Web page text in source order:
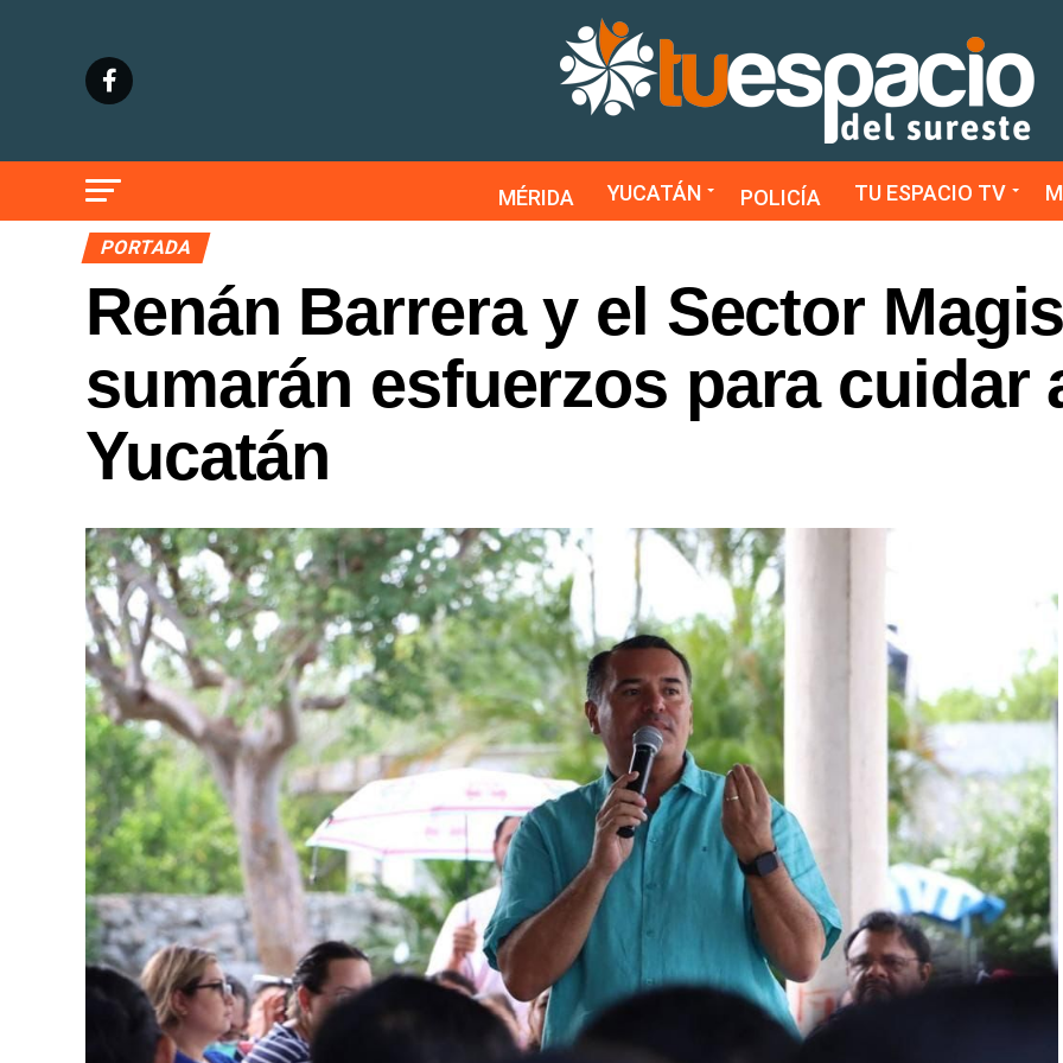
MÉRIDA YUCATÁN POLICÍA TU ESPACIO TV
PORTADA
Renán Barrera y el Sector
sumarán esfuerzos para cuidar
Yucatán